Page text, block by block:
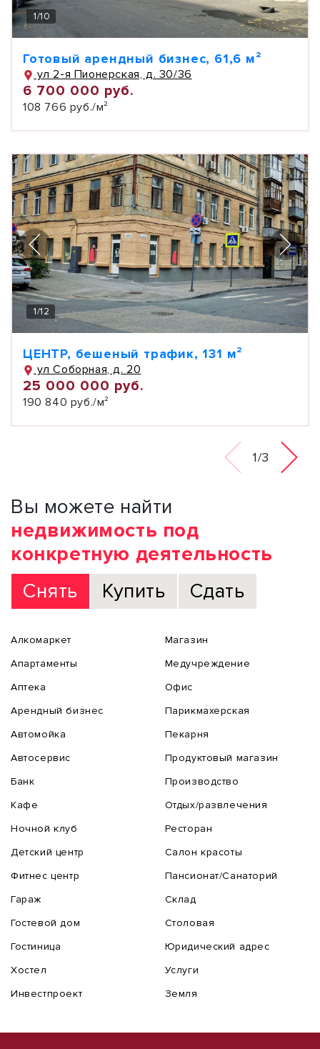
1/10
Готовый арендный бизнес, 61,6 м²
ул 2-я Пионерская, д. 30/36
6 700 000 руб.
108 766 руб./м²
1/12
ЦЕНТР, бешеный трафик, 131 м²
ул Соборная, д. 20
25 000 000 руб.
190 840 руб./м²
1/3
Вы можете найти
недвижимость под
конкретную деятельность
Снять
Купить Сдать
Алкомаркет
Апартаменты
Аптека
Арендный бизнес
Автомойка
Автосервис
Банк
Кафе
Ночной клуб
Детский центр
Фитнес центр
Гараж
Гостевой дом
Гостиница
Хостел
Инвестпроект
Магазин
Медучреждение
Офис
Парикмахерская
Пекарня
Продуктовый магазин
Производство
Отдых/развлечения
Ресторан
Салон красоты
Пансионат/Санаторий
Склад
Столовая
Юридический адрес
Услуги
Земля